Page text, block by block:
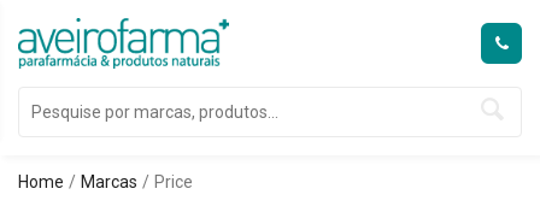
Home Marcas Price